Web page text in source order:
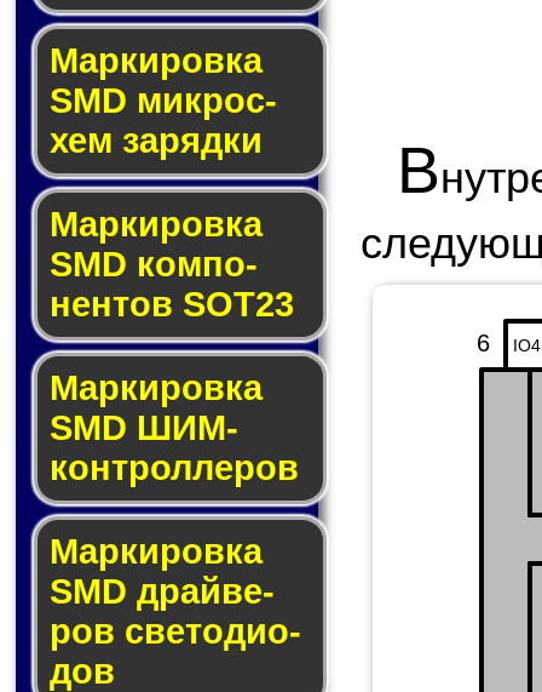
Маркировка
SMD мик­рос­
хем за­ряд­ки
Маркировка
SMD ком­по­
нен­тов SOT23
Маркировка
SMD ШИМ-
кон­трол­ле­ров
Маркировка
SMD драй­ве­
ров све­то­ди­о­
дов
В
IO4
6